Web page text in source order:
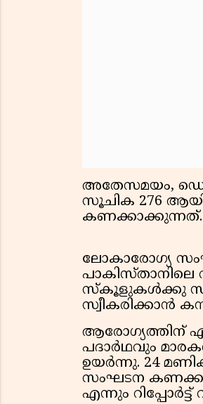
അതേസമയം,
സൂചിക 276
കണക്കാക്കുന്നത്.
ലോകാരോഗ്യ
പാകിസ്താനിലെ
സ്‌കൂളുകള്‍ക്കു
സ്വീകരിക്കാന്‍
ആരോഗ്യത്തിന്
പദാര്‍ഥവും
ഉയര്‍ന്നു. 24
സംഘടന
എന്നും